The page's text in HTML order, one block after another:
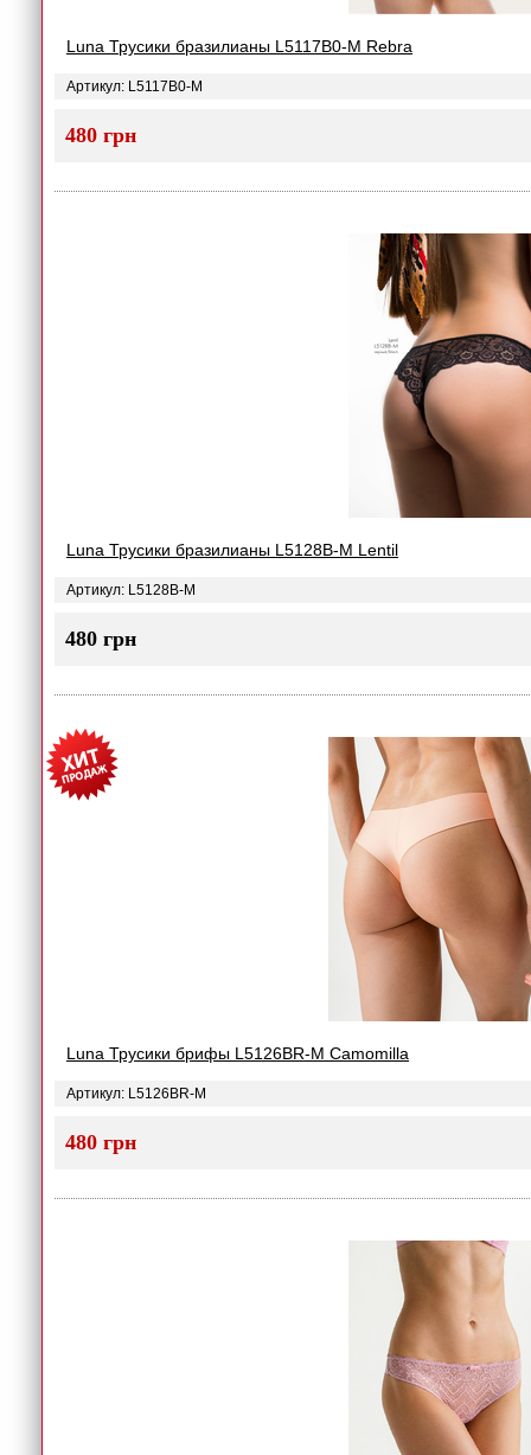
Luna Трусики бразилианы L5117B0-M Rebra
Артикул: L5117B0-M
480 грн
Luna Трусики бразилианы L5128B-M Lentil
Артикул: L5128B-M
480 грн
Luna Трусики брифы L5126BR-M Camomilla
Артикул: L5126BR-M
480 грн